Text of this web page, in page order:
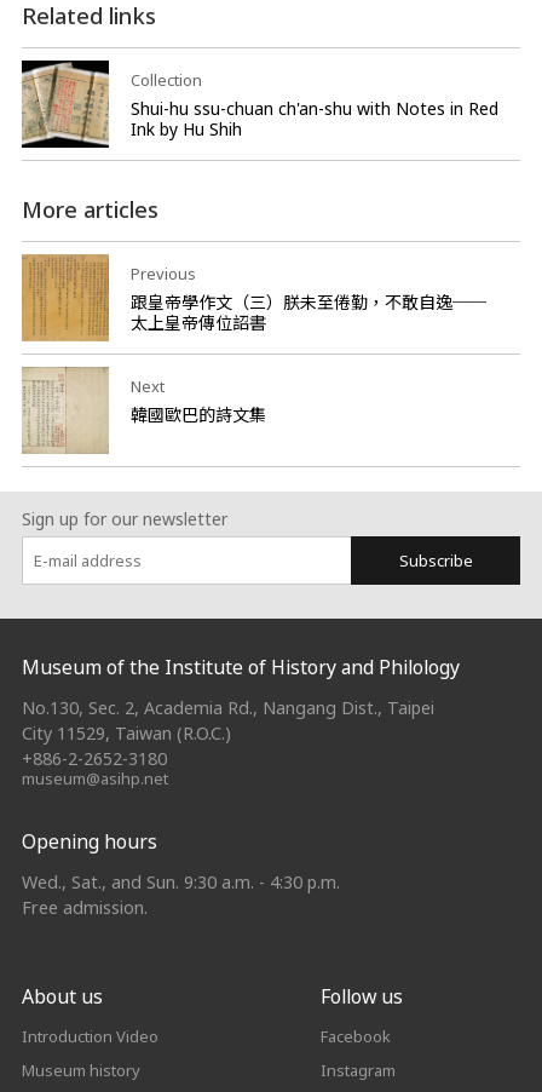
Related links
Collection
Shui-hu ssu-chuan ch'an-shu with Notes in Red
Ink by Hu Shih
More articles
Previous
跟皇帝學作文（三）朕未至倦勤，不敢自逸──
太上皇帝傳位詔書
Next
韓國歐巴的詩文集
Sign up for our newsletter
Subscribe
:::
Museum of the Institute of History and Philology
No.130, Sec. 2, Academia Rd., Nangang Dist., Taipei
City 11529, Taiwan (R.O.C.)
+886-2-2652-3180
museum@asihp.net
Opening hours
Wed., Sat., and Sun. 9:30 a.m. - 4:30 p.m.
Free admission.
About us
Introduction Video
Museum history
Follow us
Facebook
Instagram